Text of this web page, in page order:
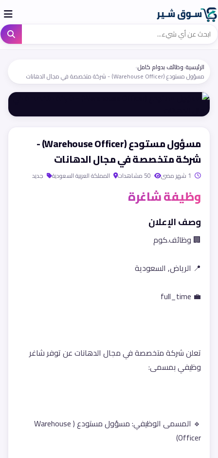
الرئيسية›وظائف بدوام كامل›
مسؤول مستودع (Warehouse Officer) - شركة متخصصة في مجال الدهانات
مسؤول مستودع (Warehouse Officer) -
شركة متخصصة في مجال الدهانات
المملكة العربية السعودية جديد
وظيفة شاغرة
وصف الإعلان
🏢 وظائف.كوم
📍 الرياض, السعودية
💼 full_time
تعلن شركة متخصصة في مجال الدهانات عن توفر شاغر
وظيفي بمسمى:
🔹 المسمى الوظيفي: مسؤول مستودع (Warehouse
Officer)